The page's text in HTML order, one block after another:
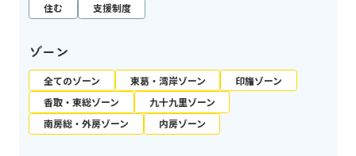
住む
支援制度
ゾーン
全てのゾーン 東葛・湾岸ゾーン
印旛ゾーン
香取・東総ゾーン
九十九里ゾーン
南房総・外房ゾーン
内房ゾーン